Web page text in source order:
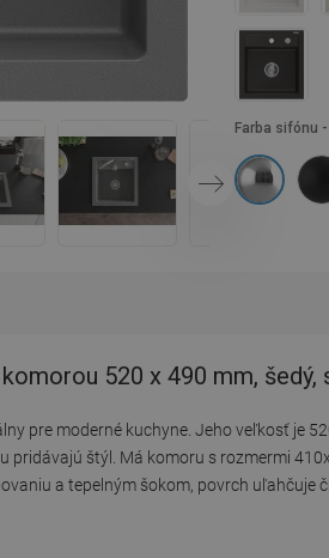
Farba sifónu
520 x 490 mm,
pre moderné kuchyne. Jeho veľkosť je
pridávajú štýl. Má komoru s rozmermi
a tepelným šokom, povrch uľahčuje